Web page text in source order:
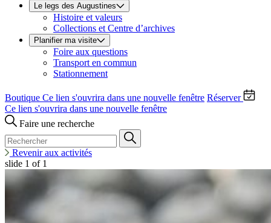
Le legs des Augustines
Histoire et valeurs
Collections et Centre d’archives
Planifier ma visite
Foire aux questions
Transport en commun
Stationnement
Boutique Ce lien s'ouvrira dans une nouvelle fenêtre Réserver
Ce lien s'ouvrira dans une nouvelle fenêtre
Faire une recherche
Revenir aux activités
slide 1 of 1